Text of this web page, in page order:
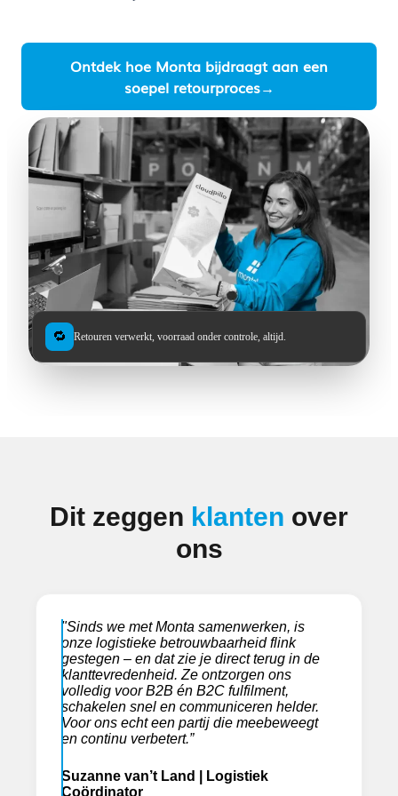
Ontdek hoe Monta bijdraagt aan een
soepel retourproces→
🔁 Retouren verwerkt, voorraad onder controle, altijd.
Dit zeggen klanten over
ons
"Sinds we met Monta samenwerken, is
onze logistieke betrouwbaarheid flink
gestegen – en dat zie je direct terug in de
klanttevredenheid. Ze ontzorgen ons
volledig voor B2B én B2C fulfilment,
schakelen snel en communiceren helder.
Voor ons echt een partij die meebeweegt
en continu verbetert.”
Suzanne van’t Land | Logistiek
Coördinator